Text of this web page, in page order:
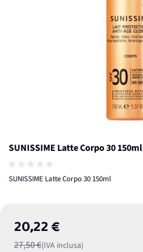
SUNISSIME Latte Corpo 30 150ml
SUNISSIME Latte Corpo 30 150ml
20,22 €
27,50 €(IVA inclusa)